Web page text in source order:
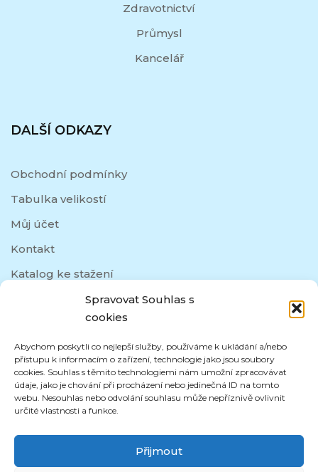
Spravovat Souhlas s
cookies
Abychom poskytli co nejlepší služby, používáme k ukládání a/nebo
přístupu k informacím o zařízení, technologie jako jsou soubory
cookies. Souhlas s těmito technologiemi nám umožní zpracovávat
údaje, jako je chování při procházení nebo jedinečná ID na tomto
webu. Nesouhlas nebo odvolání souhlasu může nepříznivě ovlivnit
určité vlastnosti a funkce.
Přijmout
Zdravotnictví
Průmysl
Kancelář
DALŠÍ ODKAZY
Obchodní podmínky
Tabulka velikostí
Můj účet
Kontakt
Katalog ke stažení
SOCIÁLNÍ SÍTĚ